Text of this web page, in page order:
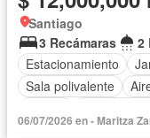
Santiago
3 Recámaras
2
Estacionamiento
Sala polivalente
06/07/2026 en - Maritza